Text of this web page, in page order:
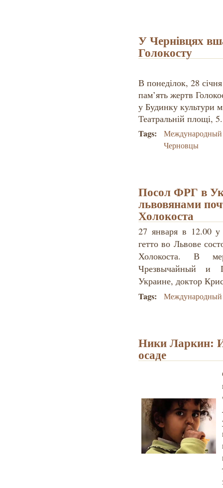
У Чернівцях
Голокосту
В понеділок, 28
пам’ять жертв
у Будинку культури
Театральній площі,
Tags:
Международный
Черновцы
Посол ФРГ в
львовянами
Холокоста
27 января в 12.00 у
гетто во Львове
Холокоста. В
Чрезвычайный и
Украине, доктор
Tags: Международный
Ники Ларкин:
осаде